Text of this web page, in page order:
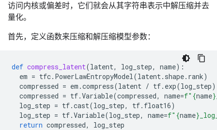
访问内核或偏差时，它们就会从其字符串表示中解压缩并去
量化。
首先，定义函数来压缩和解压缩模型参数：
def compress_latent(latent, log_step, name):
em = tfc. PowerLawEntropyModel(latent. shape. rank)
compressed = em .compress(latent / tf. exp(log_step
compressed = tf.Variable(compressed, name=f" {name}
log_step = tf.cast(log_step, tf. float16)
log_step = tf.Variable(log_step, name=f" {name}
return compressed, log_step